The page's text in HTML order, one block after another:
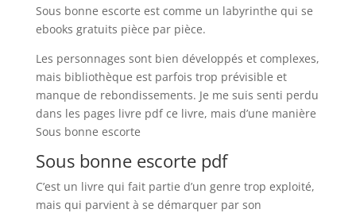
Sous bonne escorte est comme un labyrinthe qui se
ebooks gratuits pièce par pièce.
Les personnages sont bien développés et complexes,
mais bibliothèque est parfois trop prévisible et
manque de rebondissements. Je me suis senti perdu
dans les pages livre pdf ce livre, mais d’une manière
Sous bonne escorte
Sous bonne escorte pdf
C’est un livre qui fait partie d’un genre trop exploité,
mais qui parvient à se démarquer par son